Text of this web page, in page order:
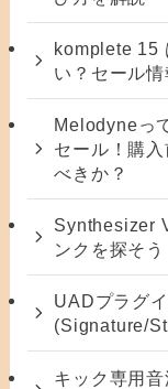
komplete 15
い？セール
Melodyneっ
セール！購
べきか？
Synthesizer
ンクを探そう
UADプラグ
(Signature/
キック専用